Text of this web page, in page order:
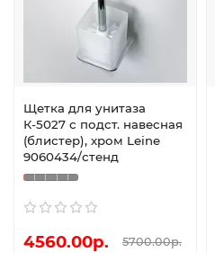
Щетка для унитаза
К-5027 с подст. навесная
(блистер), хром Leine
9060434/стенд
4560.00р. 5700.00р.